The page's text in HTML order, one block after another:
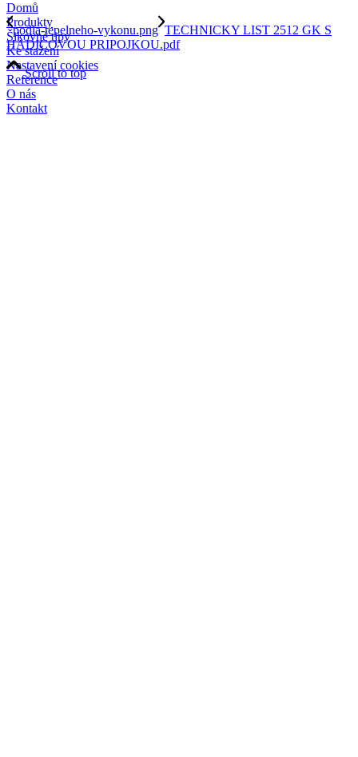
Domů
Produkty
Šikovné tipy
Ke stažení
Nastavení cookies
Reference
O nás
Kontakt
podla-tepelneho-vykonu.png TECHNICKY LIST 2512 GK S
HADICOVOU PRIPOJKOU.pdf
Scroll to top